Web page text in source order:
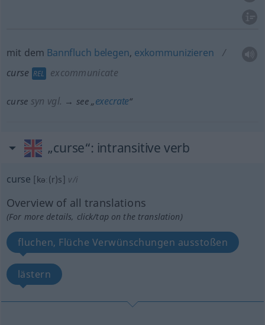
mit dem Bannfluch belegen, exkommunizieren
curse REL excommunicate
curse syn vgl. → see „execrate“
„curse“: intransitive verb
curse [kəː(r)s] v/i
Overview of all translations
(For more details, click/tap on the translation)
fluchen, Flüche Verwünschungen ausstoßen
lästern